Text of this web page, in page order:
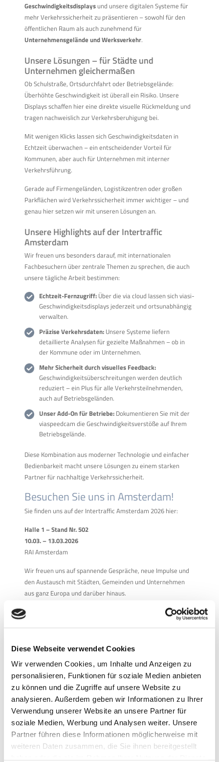
Diese Webseite verwendet Cookies
Wir verwenden Cookies, um Inhalte und Anzeigen zu
personalisieren, Funktionen für soziale Medien anbieten
zu können und die Zugriffe auf unsere Website zu
analysieren. Außerdem geben wir Informationen zu Ihrer
Verwendung unserer Website an unsere Partner für
soziale Medien, Werbung und Analysen weiter. Unsere
Partner führen diese Informationen möglicherweise mit
weiteren Daten zusammen, die Sie ihnen bereitgestellt
Geschwindigkeitsdisplays und unsere digitalen Systeme für
mehr Verkehrssicherheit zu präsentieren – sowohl für den
öffentlichen Raum als auch zunehmend für
Unternehmensgelände und Werksverkehr.
Unsere Lösungen – für Städte und
Unternehmen gleichermaßen
Ob Schulstraße, Ortsdurchfahrt oder Betriebsgelände:
Überhöhte Geschwindigkeit ist überall ein Risiko. Unsere
Displays schaffen hier eine direkte visuelle Rückmeldung und
tragen nachweislich zur Verkehrsberuhigung bei.
Mit wenigen Klicks lassen sich Geschwindigkeitsdaten in
Echtzeit überwachen – ein entscheidender Vorteil für
Kommunen, aber auch für Unternehmen mit interner
Verkehrsführung.
Gerade auf Firmengeländen, Logistikzentren oder großen
Parkflächen wird Verkehrssicherheit immer wichtiger – und
genau hier setzen wir mit unseren Lösungen an.
Unsere Highlights auf der Intertraffic
Amsterdam
Wir freuen uns besonders darauf, mit internationalen
Fachbesuchern über zentrale Themen zu sprechen, die auch
unsere tägliche Arbeit bestimmen:
Echtzeit-Fernzugriff: Über die via cloud lassen sich viasi-
Geschwindigkeitsdisplays jederzeit und ortsunabhängig
verwalten.
Präzise Verkehrsdaten: Unsere Systeme liefern
detaillierte Analysen für gezielte Maßnahmen – ob in
der Kommune oder im Unternehmen.
Mehr Sicherheit durch visuelles Feedback:
Geschwindigkeitsüberschreitungen werden deutlich
reduziert – ein Plus für alle Verkehrsteilnehmenden,
auch auf Betriebsgeländen.
Unser Add-On für Betriebe: Dokumentieren Sie mit der
viaspeedcam die Geschwindigkeitsverstöße auf Ihrem
Betriebsgelände.
Diese Kombination aus moderner Technologie und einfacher
Bedienbarkeit macht unsere Lösungen zu einem starken
Partner für nachhaltige Verkehrssicherheit.
Besuchen Sie uns in Amsterdam!
Sie finden uns auf der Intertraffic Amsterdam 2026 hier:
Halle 1 – Stand Nr. 502
10.03. – 13.03.2026
RAI Amsterdam
Wir freuen uns auf spannende Gespräche, neue Impulse und
den Austausch mit Städten, Gemeinden und Unternehmen
aus ganz Europa und darüber hinaus.
Gemeinsam für die Mobilität der Zukunft
Die Intertraffic Amsterdam zeigt jedes Mal eindrucksvoll, wie
nachhaltige Mobilität sind. Wir sind stolz, Teil dieser
internationalen Plattform zu sein – und nehmen die Aufgabe
ernst, Verkehr nicht nur smarter, sondern auch sicherer zu
machen.
Als Partner für moderne Verkehrssicherheit bleiben wir
unserem Anspruch treu: Mit innovativen Geschwindigkeits-
und Datensystemen dazu beizutragen, dass Mobilität überall
funktioniert – auf öffentlichen Straßen genauso wie auf
privaten Unternehmensflächen.